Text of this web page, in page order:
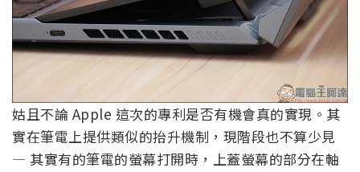
姑且不論 Apple 這次的專利是否有機會真的實現。其
實在筆電上提供類似的抬升機制，現階段也不算少見
— 其實有的筆電的螢幕打開時，上蓋螢幕的部分在軸